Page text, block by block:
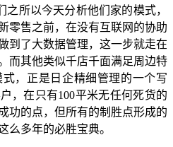
之所以今天分析他们家的模式，
零售之前，在没有互联网的协助
到了大数据管理，这一步就走在
而其他类似千店千面满足周边特
，正是日企精细管理的一个写
，在只有100平米无任何死货的
功的点，但所有的制胜点形成的
么多年的必胜宝典。